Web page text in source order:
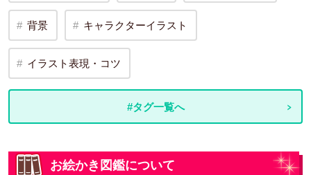
背景 キャラクターイラスト
イラスト表現・コツ
#タグ一覧へ
お絵かき図鑑について